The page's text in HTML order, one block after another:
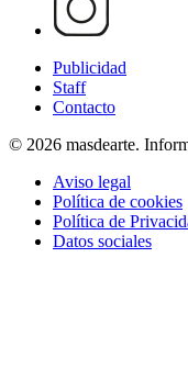
Publicidad
Staff
Contacto
© 2026 masdearte.
Aviso legal
Política de cookies
Política de
Datos sociales